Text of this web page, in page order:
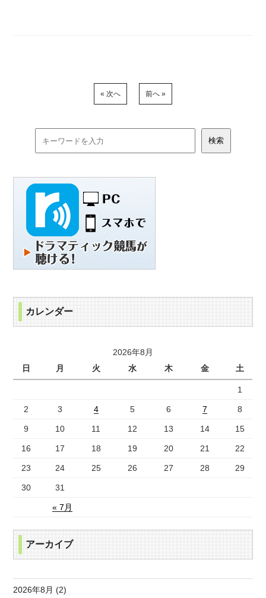
« 次へ 前へ »
カレンダー
2026年8月
日
月 火 水 木 金 土
« 7月
1
2 3 4 5 6 7 8
9 10 11 12 13 14 15
16 17 18 19 20 21 22
23 24 25 26 27 28 29
30 31
アーカイブ
2026年8月 (2)